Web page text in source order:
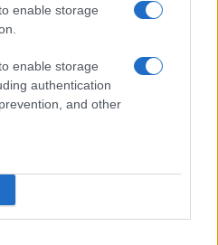
enable storage
enable storage
authentication
and other